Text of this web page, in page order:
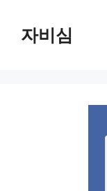
자비심